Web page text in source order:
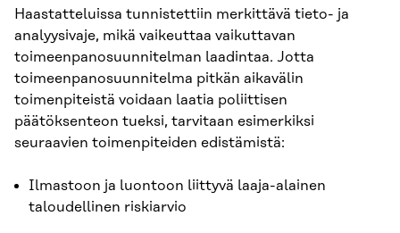
Haastatteluissa tunnistettiin merkittävä tieto- ja
analyysivaje, mikä vaikeuttaa vaikuttavan
toimeenpanosuunnitelman laadintaa. Jotta
toimeenpanosuunnitelma pitkän aikavälin
toimenpiteistä voidaan laatia poliittisen
päätöksenteon tueksi, tarvitaan esimerkiksi
seuraavien toimenpiteiden edistämistä:
Ilmastoon ja luontoon liittyvä laaja-alainen
taloudellinen riskiarvio